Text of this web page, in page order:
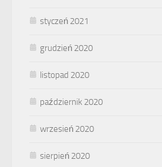
styczeń 2021
grudzień 2020
listopad 2020
październik 2020
wrzesień 2020
sierpień 2020